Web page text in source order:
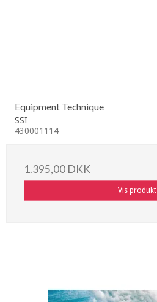
Equipment Technique
SSI
430001114
1.395,00 DKK
Vis produkt